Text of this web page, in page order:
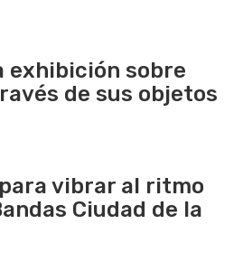
exhibición sobre
de sus objetos
vibrar al ritmo
Ciudad de la